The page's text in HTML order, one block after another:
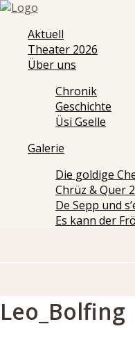
Aktuell
Theater 2026
Über uns
Chronik
Geschichte
Üsi Gselle
Galerie
Die goldige
Chrüz & Quer
De Sepp und
Es kann der
Leo_Bolfing